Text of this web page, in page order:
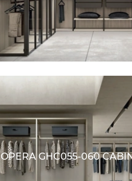
OPERA GHC055-060